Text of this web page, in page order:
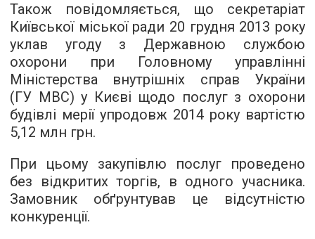
Також повідомляється, що секретаріат
Київської міської ради 20 грудня 2013 року
уклав угоду з Державною службою
охорони при Головному управлінні
Міністерства внутрішніх справ України
(ГУ МВС) у Києві щодо послуг з охорони
будівлі мерії упродовж 2014 року вартістю
5,12 млн грн.
При цьому закупівлю послуг проведено
без відкритих торгів, в одного учасника.
Замовник обґрунтував це відсутністю
конкуренції.